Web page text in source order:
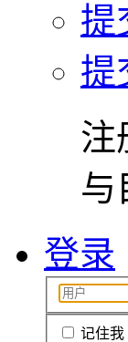
提
提
注
与
登录
记住我